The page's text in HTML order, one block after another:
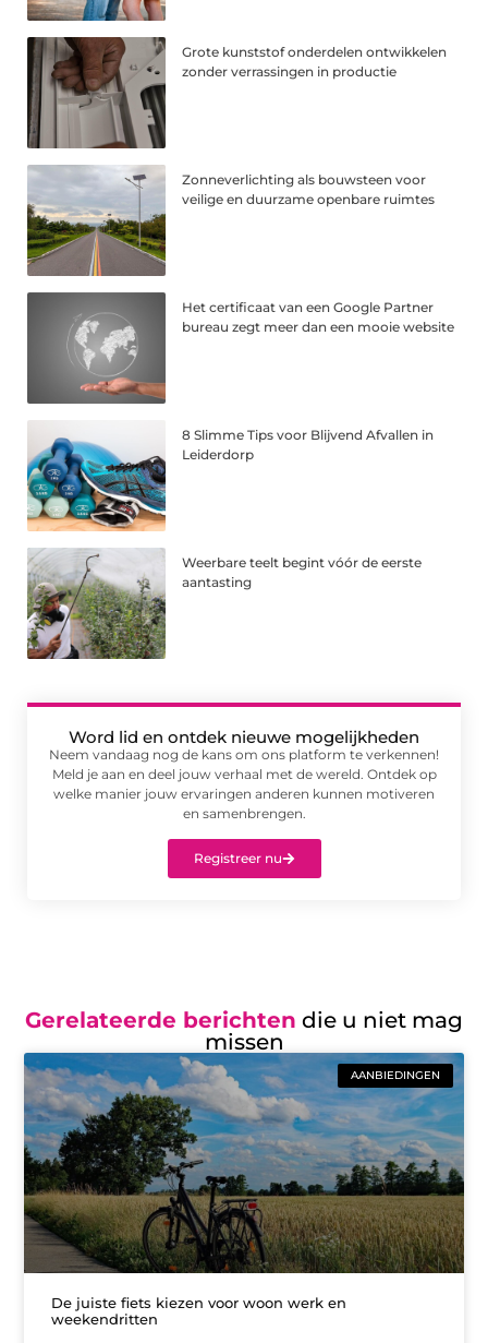
Grote kunststof onderdelen ontwikkelen
zonder verrassingen in productie
Zonneverlichting als bouwsteen voor
veilige en duurzame openbare ruimtes
Het certificaat van een Google Partner
bureau zegt meer dan een mooie website
8 Slimme Tips voor Blijvend Afvallen in
Leiderdorp
Weerbare teelt begint vóór de eerste
aantasting
Word lid en ontdek nieuwe mogelijkheden
Neem vandaag nog de kans om ons platform te verkennen!
Meld je aan en deel jouw verhaal met de wereld. Ontdek op
welke manier jouw ervaringen anderen kunnen motiveren
en samenbrengen.
Registreer nu
Gerelateerde berichten die u niet mag
missen
AANBIEDINGEN
De juiste fiets kiezen voor woon werk en
weekendritten